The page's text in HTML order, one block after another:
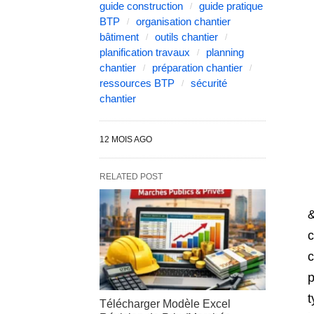
&Tab;&Tab;<div data-elementor-type&equals;"wp-post" data-elementor-
guide construction
guide pratique
BTP
organisation chantier
bâtiment
outils chantier
planification travaux
planning
chantier
préparation chantier
ressources BTP
sécurité
chantier
12 MOIS AGO
RELATED POST
Télécharger Modèle Excel